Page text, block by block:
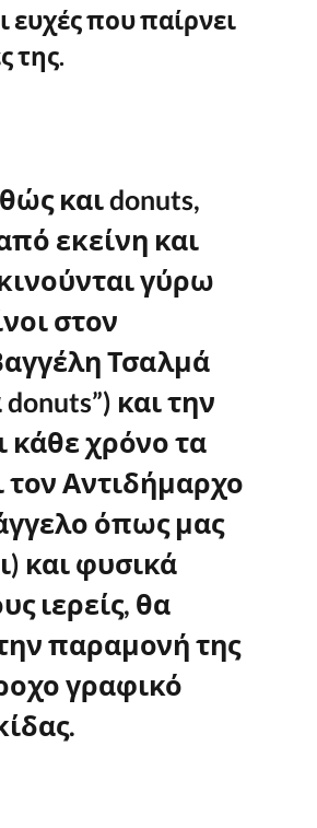
ευχές που παίρνει
της.
και donuts,
εκείνη και
γύρω
στον
Τσαλμά
και την
χρόνο τα
τον Αντιδήμαρχο
όπως μας
και φυσικά
ιερείς, θα
παραμονή της
γραφικό